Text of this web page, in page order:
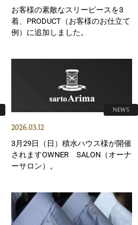
お客様の素敵なスリーピースを3
着、PRODUCT（お客様のお仕立て
例）に追加しました。
2026.03.12
NEWS
3月29日（日）積水ハウス様が開催
されますOWNER SALON（オーナ
ーサロン）。